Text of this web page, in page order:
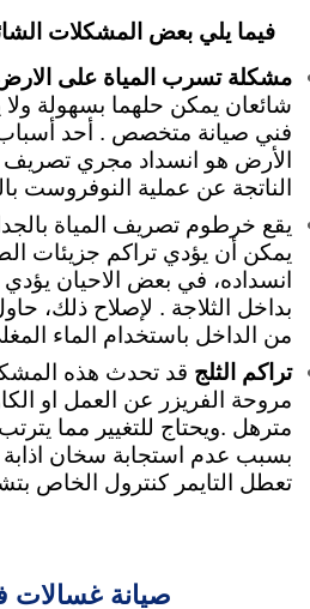
فيما يلي بعض المشكلات
مشكلة تسرب المياة على
شائعان يمكن حلهما بسهولة
فني صيانة متخصص . أحد
الأرض هو انسداد مجري تصريف
الناتجة عن عملية النوفروست
يقع خرطوم تصريف المياة
يمكن أن يؤدي تراكم جزيئات
انسداده، في بعض الاحيان يؤدي
بداخل الثلاجة . لإصلاح ذلك،
من الداخل باستخدام الماء
تراكم الثلج قد تحدث هذه
مروحة الفريزر عن العمل او
مترهل .ويحتاج للتغيير مما
بسبب عدم استجابة سخان اذابة
تعطل التايمر كنترول الخاص
صيانة غسالات